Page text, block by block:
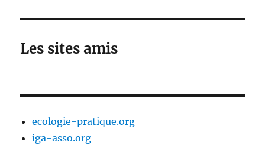
Les sites amis
ecologie-pratique.org
iga-asso.org